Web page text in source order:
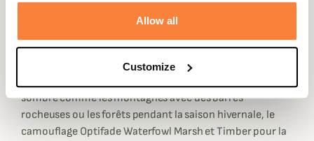
Allow all
Customize
pour aérer ou garder votre chaleur corporelle.
tout d'abord l'Optifade Subalpine conçu pour des
chasses où la nature est verdoyante. Ensuite l'Optifade
sombre comme les montagnes avec des barres
rocheuses ou les forêts pendant la saison hivernale, le
camouflage Optifade Waterfowl Marsh et Timber pour la